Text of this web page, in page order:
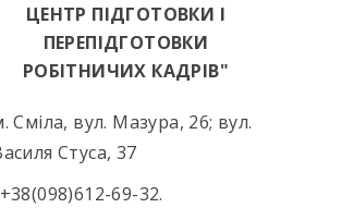
ЦЕНТР ПІДГОТОВКИ І
ПЕРЕПІДГОТОВКИ
РОБІТНИЧИХ КАДРІВ"
Сміла, вул. Мазура, 26; вул.
Стуса, 37
+38(098)612-69-32.